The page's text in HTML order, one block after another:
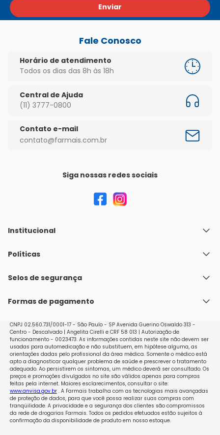
Enviar
Fale Conosco
Horário de atendimento
Todos os dias das 8h às 18h
Central de Ajuda
(11) 3777-0800
Contato e-mail
contato@farmais.com.br
Siga nossas redes sociais
Institucional
Quem Somos
Nossas lojas
Políticas
Política de Envio
Políticas de Trocas e Devoluções
Selos de segurança
Formas de pagamento
CNPJ 02.560.731/0001-17 - São Paulo - SP Avenida Guerino Oswaldo 313 -
Centro - Descalvado | Angelita Cirelli e CRF 58 013 | Autorização de
funcionamento - 0023473. As informações contidas neste site não devem ser
usadas para automedicação e não substituem, em hipótese alguma, as
orientações dadas pelo profissional da área médica. Somente o médico está
apto a diagnosticar qualquer problema de saúde e prescrever o tratamento
adequado. Ao persistirem os sintomas, um médico deverá ser consultado. Os
preços e promoções divulgados no site são válidos apenas para compras
feitas pela internet. Maiores esclarecimentos, consultar o site:
www.anvisa.gov.br. A Farmais trabalha com as tecnologias mais avançadas
de proteção de dados, para que você possa realizar suas compras com
tranqüilidade. A privacidade e a segurança dos clientes são compromissos
da rede de drogarias Farmais. Todos os pedidos efetuados estão sujeitos à
confirmação da disponibilidade de produto em nosso estoque.